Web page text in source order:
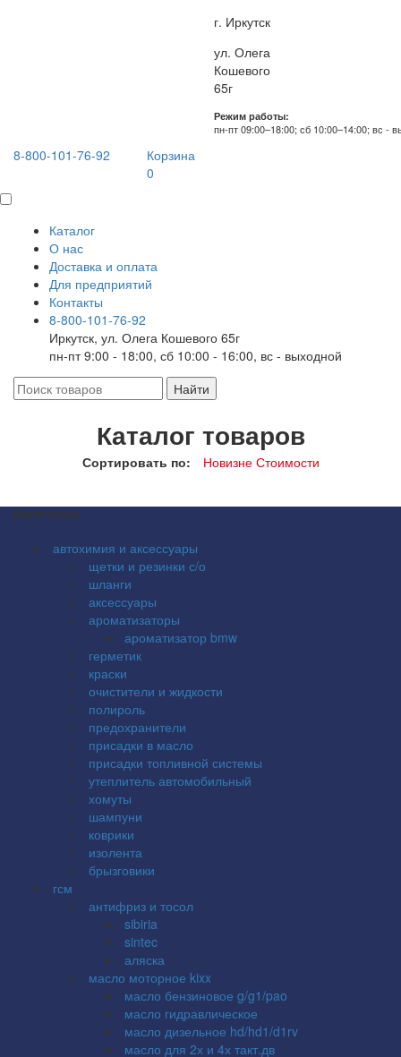
г. Иркутск
ул. Олега
Кошевого
65г
Режим работы:
пн-пт 09:00–18:00; сб 10:00–14:00; вс -
8-800-101-76-92
Корзина
0
Каталог
О нас
Доставка и оплата
Для предприятий
Контакты
8-800-101-76-92
Иркутск, ул. Олега Кошевого 65г
пн-пт 9:00 - 18:00, сб 10:00 - 16:00, вс - выходной
Каталог товаров
Сортировать по: Новизне Стоимости
Категории
автохимия и аксессуары
щетки и резинки с/о
шланги
аксессуары
ароматизаторы
ароматизатор bmw
герметик
краски
очистители и жидкости
полироль
предохранители
присадки в масло
присадки топливной системы
утеплитель автомобильный
хомуты
шампуни
коврики
изолента
брызговики
гсм
антифриз и тосол
sibiria
sintec
аляска
масло моторное kixx
масло бензиновое g/g1/pao
масло гидравлическое
масло дизельное hd/hd1/d1rv
масло для 2х и 4х такт.дв